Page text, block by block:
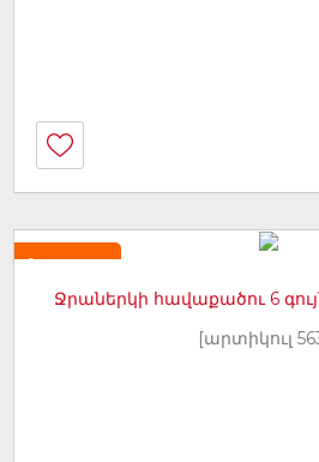
Նորույթ
Ջրաներկի հավաքածու 6
[արտիկուլ